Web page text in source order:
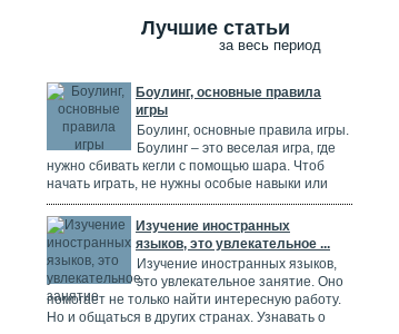
Лучшие статьи
за весь период
Боулинг, основные правила
игры
Боулинг, основные правила игры.
Боулинг – это веселая игра, где
нужно сбивать кегли с помощью шара. Чтоб
начать играть, не нужны особые навыки или
Изучение иностранных
языков, это увлекательное ...
Изучение иностранных языков,
это увлекательное занятие. Оно
помогает не только найти интересную работу.
Но и общаться в других странах. Узнавать о